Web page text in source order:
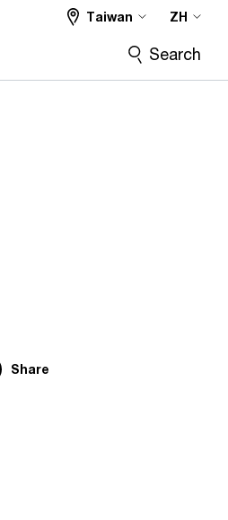
Taiwan ZH
Search
Share